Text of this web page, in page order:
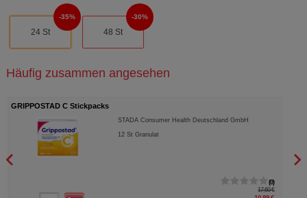
24 St
35%
48 St
30%
Häufig zusammen angesehen
GRIPPOSTAD C Stickpacks
STADA Consumer Health Deutschland GmbH
12St Granulat
0
17,60 €